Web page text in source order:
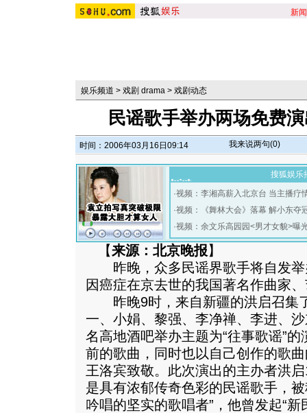
新闻
娱乐频道 > 戏剧 drama > 戏剧动态
民谣歌手举办两场免费
时间：2006年03月16日09:14 我来说两句(0)
搜狐娱乐
·视频：李湘高薪入北京台 当主播疗
·视频：《舞林大会》落幕 解小东夺
·视频：余文乐高园园<男才女貌>曝
【来源：北京晚报】
昨晚，众多民谣界歌手将自发举
因癌症在京去世的我国著名作曲家
昨晚9时，来自新疆的洪启召集
一、小娟、黎强、李净禅、李进、
名高地酒吧举办主题为“往事歌谣”
前的歌曲，同时也以自己创作的歌
王洛宾致敬。此次演出的主办者洪
是具有浓郁传奇色彩的民谣歌手，
吟唱的坚实的歌唱者”，他曾发起“新